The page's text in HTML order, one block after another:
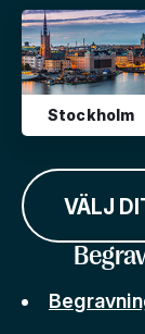
Stockholm
VÄLJ